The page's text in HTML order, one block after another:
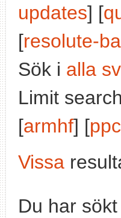
updates] [
[resolute-
Sök i alla
Limit
[armhf] [
Vissa
Du har